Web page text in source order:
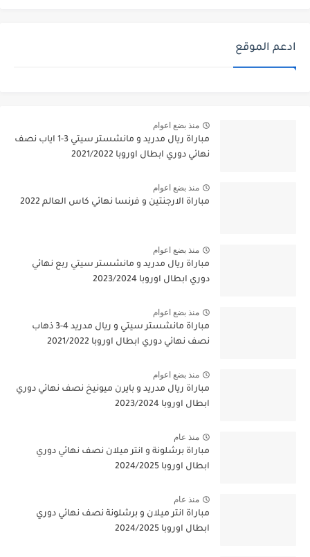
ادعم الموقع
منذ بضع اعوام
مباراة ريال مدريد و مانشستر سيتي 3-1 اياب نصف
نهائي دوري ابطال اوروبا 2021/2022
منذ بضع اعوام
مباراة الارجنتين و فرنسا نهائي كاس العالم 2022
منذ بضع اعوام
مباراة ريال مدريد و مانشستر سيتي ربع نهائي
دوري ابطال اوروبا 2023/2024
منذ بضع اعوام
مباراة مانشستر سيتي و ريال مدريد 4-3 ذهاب
نصف نهائي دوري ابطال اوروبا 2021/2022
منذ بضع اعوام
مباراة ريال مدريد و بايرن ميونيخ نصف نهائي دوري
ابطال اوروبا 2023/2024
منذ عام
مباراة برشلونة و انتر ميلان نصف نهائي دوري
ابطال اوروبا 2024/2025
منذ عام
مباراة انتر ميلان و برشلونة نصف نهائي دوري
ابطال اوروبا 2024/2025